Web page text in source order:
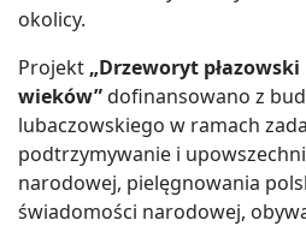
okolicy.
Projekt „Drzeworyt
wieków”dofinansowano z
lubaczowskiego w ramach
podtrzymywanie i
narodowej, pielęgnowania
świadomości narodowej,